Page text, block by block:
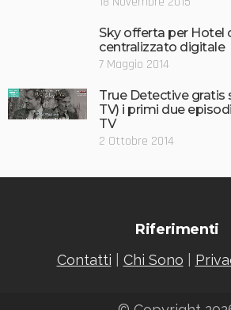
Sky offerta per Hotel
centralizzato digitale
7 Maggio 2014
True Detective gratis
TV) i primi due
TV
2 Ottobre 2014
Riferimenti
Contatti Chi Sono